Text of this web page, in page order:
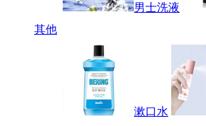
男士洗液
其他
漱口水